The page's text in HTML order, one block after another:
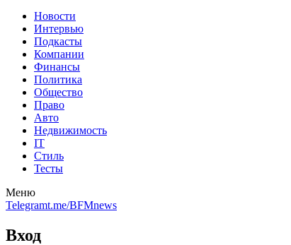
Новости
Интервью
Подкасты
Компании
Финансы
Политика
Общество
Право
Авто
Недвижимость
IT
Стиль
Тесты
Меню
Telegramt.me/BFMnews
Вход